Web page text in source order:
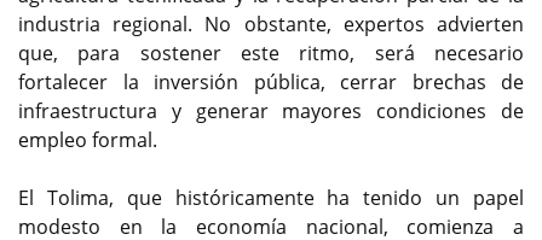
industria regional. No obstante, expertos advierten
que, para sostener este ritmo, será necesario
fortalecer la inversión pública, cerrar brechas de
infraestructura y generar mayores condiciones de
empleo formal.
El Tolima, que históricamente ha tenido un papel
modesto en la economía nacional, comienza a